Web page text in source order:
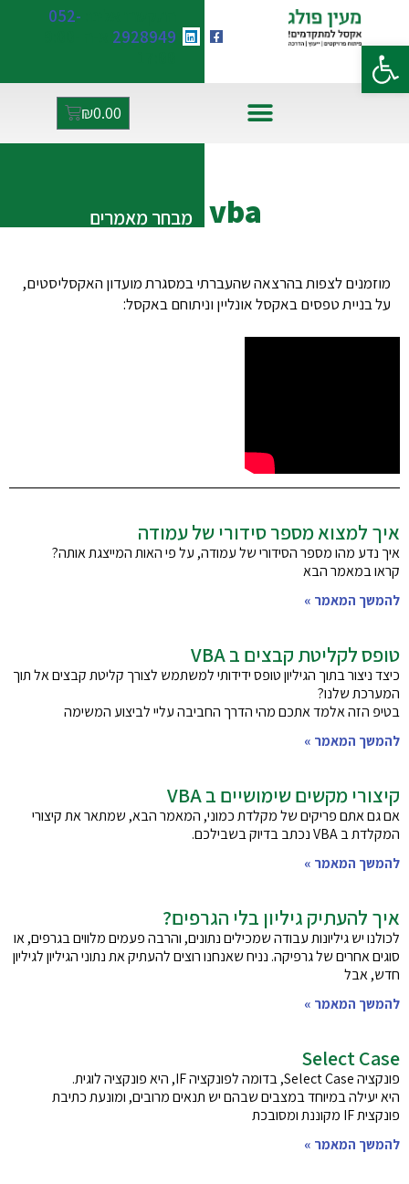
פתח סרגל נגישות
052-
2928949
₪0.00
vba מבחר מאמרים
מוזמנים לצפות בהרצאה שהעברתי במסגרת מועדון האקסליסטים,
על בניית טפסים באקסל אונליין וניתוחם באקסל:
איך למצוא מספר סידורי של עמודה
איך נדע מהו מספר הסידורי של עמודה, על פי האות המייצגת אותה?
קראו במאמר הבא
להמשך המאמר »
טופס לקליטת קבצים ב VBA
כיצד ניצור בתוך הגיליון טופס ידידותי למשתמש לצורך קליטת קבצים אל תוך
המערכת שלנו?
בטיפ הזה אלמד אתכם מהי הדרך החביבה עליי לביצוע המשימה
להמשך המאמר »
קיצורי מקשים שימושיים ב VBA
אם גם אתם פריקים של מקלדת כמוני, המאמר הבא, שמתאר את קיצורי
המקלדת ב VBA נכתב בדיוק בשבילכם.
להמשך המאמר »
איך להעתיק גיליון בלי הגרפים?
לכולנו יש גיליונות עבודה שמכילים נתונים, והרבה פעמים מלווים בגרפים, או
סוגים אחרים של גרפיקה. נניח שאנחנו רוצים להעתיק את נתוני הגיליון לגיליון
חדש, אבל
להמשך המאמר »
Select Case
פונקציה Select Case, בדומה לפונקציה IF, היא פונקציה לוגית.
היא יעילה במיוחד במצבים שבהם יש תנאים מרובים, ומונעת כתיבת
פונקצית IF מקוננת ומסובכת
להמשך המאמר »